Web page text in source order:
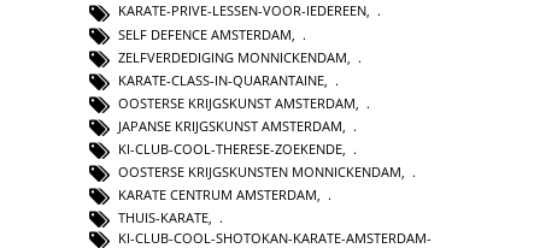
KARATE-PRIVE-LESSEN-VOOR-IEDEREEN,
SELF DEFENCE AMSTERDAM
ZELFVERDEDIGING MONNICKENDAM
KARATE-CLASS-IN-QUARANTAINE
OOSTERSE KRIJGSKUNST AMSTERDAM
JAPANSE KRIJGSKUNST AMSTERDAM
KI-CLUB-COOL-THERESE-ZOEKENDE
OOSTERSE KRIJGSKUNSTEN MONNICKENDAM
KARATE CENTRUM AMSTERDAM
THUIS-KARATE,
KI-CLUB-COOL-SHOTOKAN-KARATE-AMSTERDAM-